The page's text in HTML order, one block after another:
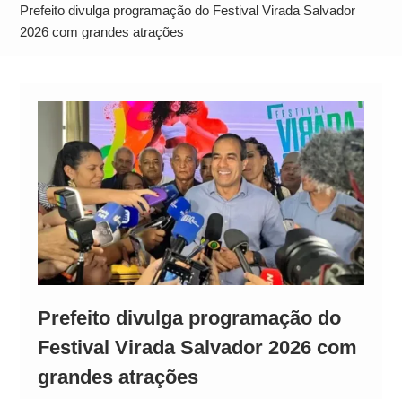
Operação Ágio: Ação policial na Bahia prende 14
suspeitos e mira rede ligada a ‘Zói de Gato’, do
Prefeito divulga programação do Festival Virada Salvador
2026 com grandes atrações
Prefeito divulga programação do
Festival Virada Salvador 2026 com
grandes atrações